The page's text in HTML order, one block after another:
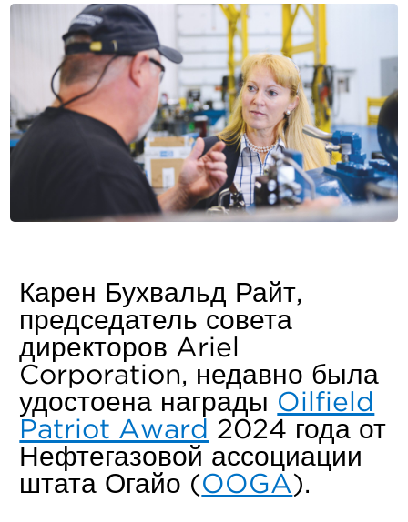
Карен Бухвальд Райт,
председатель совета
директоров Ariel
Corporation, недавно была
удостоена награды Oilfield
Patriot Award 2024 года от
Нефтегазовой ассоциации
штата Огайо (OOGA).